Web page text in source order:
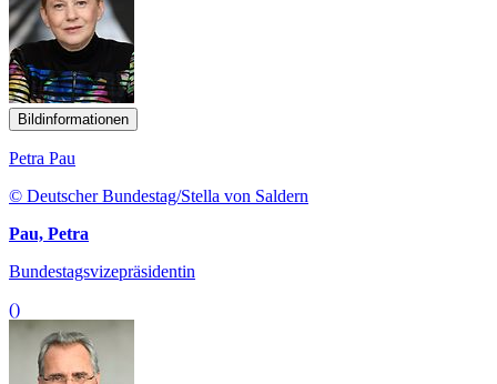
Bildinformationen
Petra Pau
© Deutscher Bundestag/Stella von Saldern
Pau, Petra
Bundestagsvizepräsidentin
()